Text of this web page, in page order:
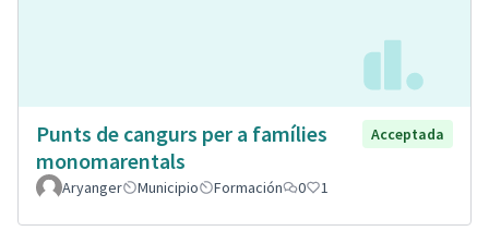
Punts de cangurs per a famílies
monomarentals
Acceptada
Aryanger Municipio Formación 0 1